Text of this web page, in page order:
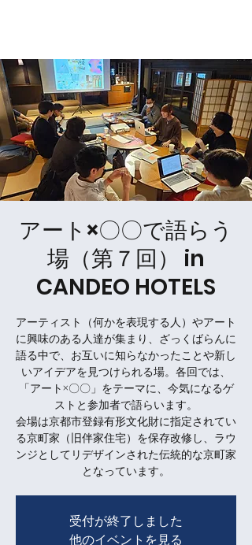
アート×〇〇で語らう
場（第７回） in
CANDEO HOTELS
アーティスト（何かを表現する人）やアート
に興味のある人達が集まり、ざっくばらんに
語る中で、お互いに知らなかったことや新し
いアイデアを見つけられる場。各回では、
「アート×〇〇」をテーマに、今気になるゲ
ストと参加者で語らいます。
会場は京都市登録有形文化財に指定されてい
る京町家（旧伴家住宅）を保存改修し、ラウ
ンジとしてリデザインされた伝統的な京町家
となっています。
受付が終了しました
他のイベントを見る